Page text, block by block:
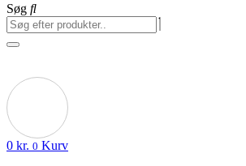
Søg
0 kr. 0 Kurv